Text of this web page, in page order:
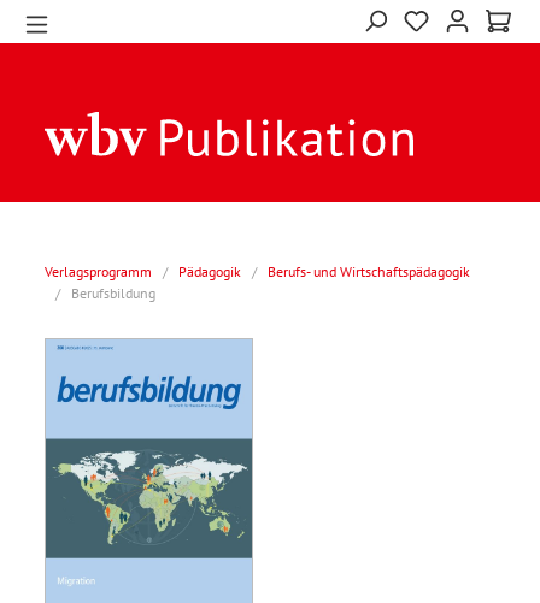
Verlagsprogramm / Pädagogik /
Berufs- und Wirtschaftspädagogik
/
Berufsbildung